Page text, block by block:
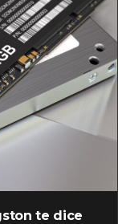
te dice